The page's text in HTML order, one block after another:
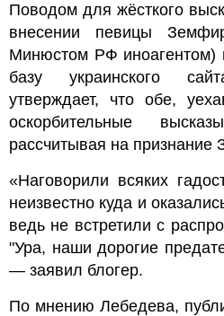
Поводом для жёсткого
внесении певицы
Минюстом РФ иноагентом)
базу украинского
утверждает, что обе,
оскорбительные
рассчитывая на признание
«Наговорили всяких
неизвестно куда и
ведь не встретили с
"Ура, наши дорогие
— заявил блогер.
По мнению Лебедева,